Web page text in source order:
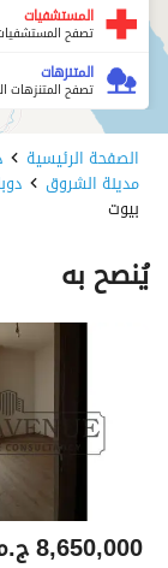
المستشفيات
تصفح المستشفيات
المتنزهات
تصفح المتنزهات
الصفحة الرئيسية
مدينة الشروق
بيوت
يُنصح به
8,650,000